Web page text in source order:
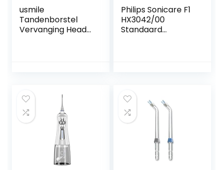
usmile
Tandenborstel
Vervanging Head
Philips Sonicare F1
HX3042/00
Standaard